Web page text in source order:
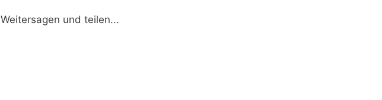
Weitersagen und teilen...